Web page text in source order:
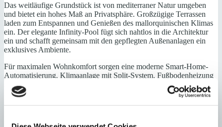
Das weitläufige Grundstück ist von mediterraner Natur umgeben
und bietet ein hohes Maß an Privatsphäre. Großzügige Terrassen
laden zum Entspannen und Genießen des mallorquinischen Klimas
ein. Der elegante Infinity-Pool fügt sich nahtlos in die Architektur
ein und schafft gemeinsam mit den gepflegten Außenanlagen ein
exklusives Ambiente.
Für maximalen Wohnkomfort sorgen eine moderne Smart-Home-
Automatisierung, Klimaanlage mit Split-System, Fußbodenheizung
sowie eine energieeffiziente Ausstattung mit Solar-
Photovoltaikmodulen. Eine geräumige Garage mit Platz für drei